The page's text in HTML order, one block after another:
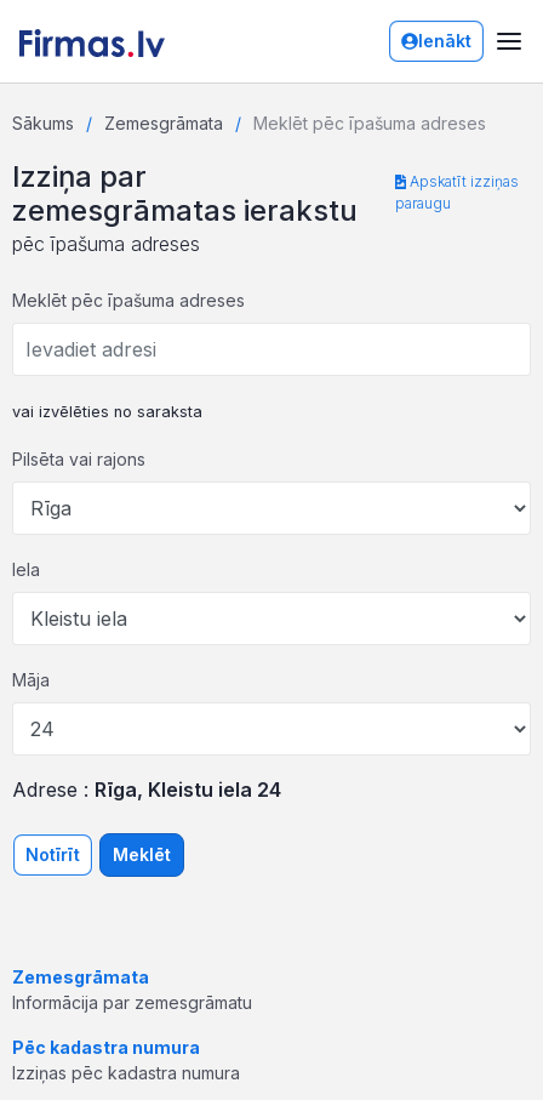
Ienākt
Sākums Zemesgrāmata Meklēt pēc īpašuma adreses
Izziņa par
zemesgrāmatas ierakstu
pēc īpašuma adreses
Apskatīt izziņas
paraugu
Meklēt pēc īpašuma adreses
vai izvēlēties no saraksta
Pilsēta vai rajons
Iela
Māja
Adrese : Rīga, Kleistu iela 24
Notīrīt Meklēt
Zemesgrāmata
Informācija par zemesgrāmatu
Pēc kadastra numura
Izziņas pēc kadastra numura